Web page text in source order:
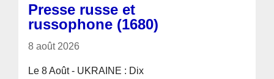
Presse russe et
russophone (1680)
8 août 2026
Le 8 Août - UKRAINE : Dix